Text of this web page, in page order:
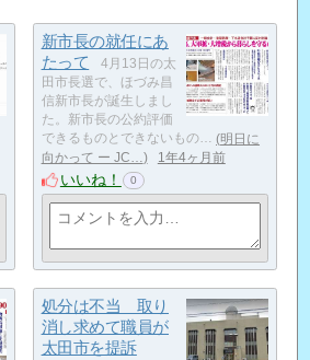
新市長の就任にあ
たって
4月13日の太
田市長選で、ほづみ昌
信新市長が誕生しまし
た。新市長の公約評価
できるものとできないもの…
明日に
向かって ー JC…
1年4ヶ月前
いいね！ 0
処分は不当 取り
消し求めて職員が
太田市を提訴